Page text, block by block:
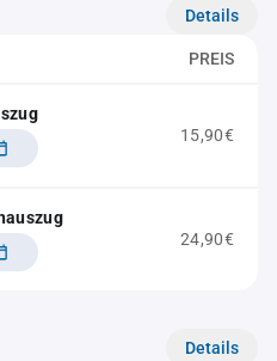
Details
PREIS
15,90€
24,90€
Details